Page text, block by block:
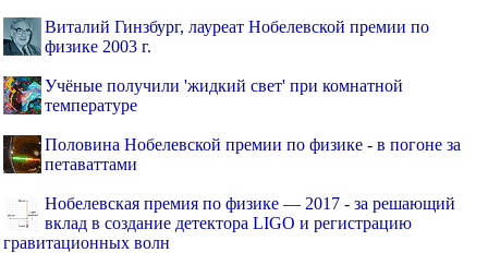
Виталий Гинзбург, лауреат Нобелевской премии по
физике 2003 г.
Учёные получили 'жидкий свет' при комнатной
температуре
Половина Нобелевской премии по физике - в погоне за
петаваттами
Нобелевская премия по физике — 2017 - за решающий
вклад в создание детектора LIGO и регистрацию
гравитационных волн